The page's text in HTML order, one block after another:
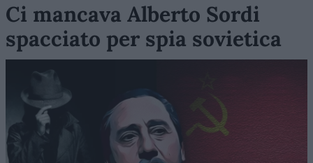
Ci mancava Alberto Sordi
spacciato per spia sovietica